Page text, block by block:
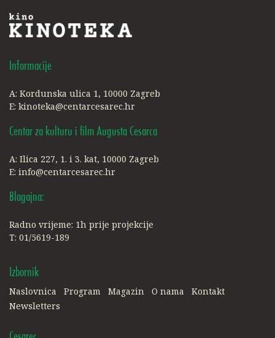
Informacije
A: Kordunska ulica 1, 10000 Zagreb
E: kinoteka@centarcesarec.hr
Centar za kulturu i film Augusta Cesarca
A: Ilica 227, 1. i 3. kat, 10000 Zagreb
E: info@centarcesarec.hr
Blagajna:
Radno vrijeme: 1h prije projekcije
T: 01/5619-189
Izbornik
Naslovnica Program Magazin O nama
Kontakt
Newsletters